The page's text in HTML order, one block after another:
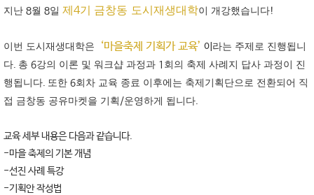
지난 8월 8일 제 4기 금창동 도시재생대학이 개강했습니다!
이번 도시재생대학은 ‘마을축제 기획가 교육’ 이 라는 주제로 진행됩니
다. 총 6강의 이론 및 워크샵 과정과 1 회의 축제 사례지 답사 과정이 진
행됩니다. 또한 6회차 교육 종료 이후에는 축제기획단으로 전환되어 직
접 금창동 공유마켓을 기획 /운영하게 됩니다.
교육 세부 내용은 다음과 같습니다.
-마을 축제의 기본 개념
-선진 사례 특강
-기획안 작성법